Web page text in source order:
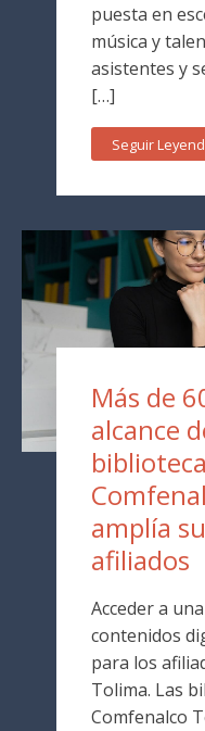
puesta en
música y
asistentes y
[…]
Seguir
Más de
alcance
amplía
afiliados
Acceder a
contenidos
para los
Tolima. Las
Comfenalco